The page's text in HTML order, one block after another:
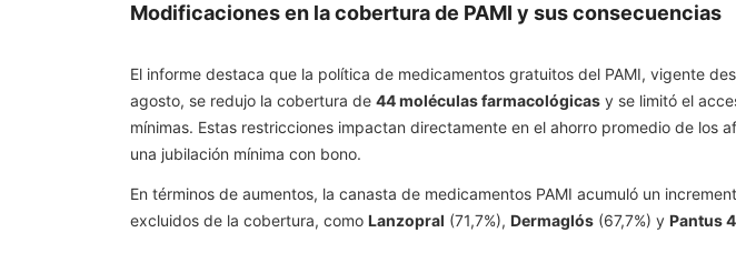
Modificaciones en la cobertura de PAMI y sus consecuencias
El informe destaca que la política de medicamentos gratuitos del PAMI, vigente
agosto, se redujo la cobertura de 44 moléculas farmacológicas y se limitó el
mínimas. Estas restricciones impactan directamente en el ahorro promedio de los
una jubilación mínima con bono.
En términos de aumentos, la canasta de medicamentos PAMI acumuló un
excluidos de la cobertura, como Lanzopral (71,7%), Dermaglós (67,7%) y Pantus